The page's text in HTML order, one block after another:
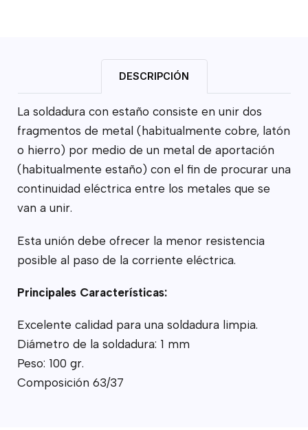
DESCRIPCIÓN
La soldadura con estaño consiste en unir dos
fragmentos de metal (habitualmente cobre, latón
o hierro) por medio de un metal de aportación
(habitualmente estaño) con el fin de procurar una
continuidad eléctrica entre los metales que se
van a unir.
Esta unión debe ofrecer la menor resistencia
posible al paso de la corriente eléctrica.
Principales Características:
Excelente calidad para una soldadura limpia.
Diámetro de la soldadura: 1 mm
Peso: 100 gr.
Composición 63/37